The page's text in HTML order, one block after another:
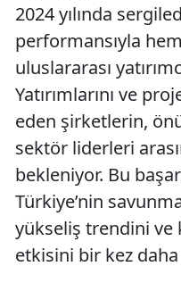
2024 yılında
performansıyla
uluslararası
Yatırımlarını ve
eden şirketlerin,
sektör liderleri
bekleniyor. Bu
Türkiye’nin
yükseliş trendini ve
etkisini bir kez